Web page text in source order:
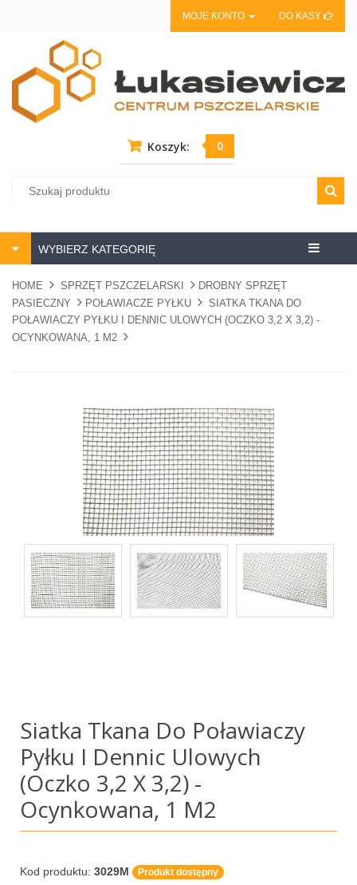
MOJE KONTO DO KASY
Koszyk: 0
Centrum
WYBIERZ KATEGORIĘ
HOME SPRZĘT PSZCZELARSKI
DROBNY SPRZĘT
PASIECZNY
POŁAWIACZE PYŁKU
SIATKA TKANA DO
POŁAWIACZY PYŁKU I DENNIC ULOWYCH (OCZKO 3,2 X 3,2) -
OCYNKOWANA, 1 M2
Siatka Tkana Do Poławiaczy
Pyłku I Dennic Ulowych
(oczko 3,2 X 3,2) -
Ocynkowana, 1 M2
Kod produktu: 3029M Produkt dostępny